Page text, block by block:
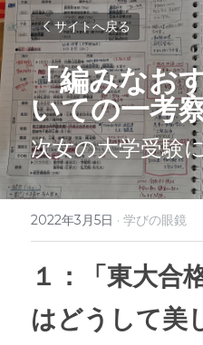
サイトへ戻る
「編みなお
いての一考
次女の大学受験
2022年3月5日 · 学びの眼鏡
１：「東大合
はどうして美